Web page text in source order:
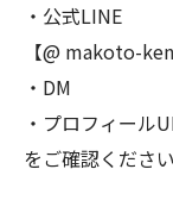
・公式LINE
【@ makoto-
・DM
・プロフィール
をご確認くださ